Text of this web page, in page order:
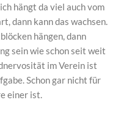
hängt da viel auch vom
dann kann das wachsen.
hängen, dann
sein wie schon seit weit
im Verein ist
Schon gar nicht für
einer ist.